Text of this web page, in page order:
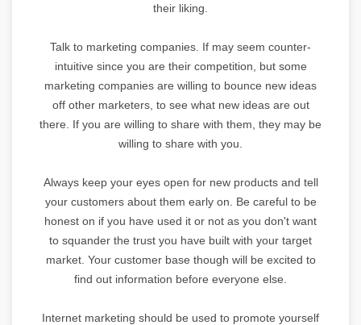
their liking.
Talk to marketing companies. If may seem counter-
intuitive since you are their competition, but some
marketing companies are willing to bounce new ideas
off other marketers, to see what new ideas are out
there. If you are willing to share with them, they may be
willing to share with you.
Always keep your eyes open for new products and tell
your customers about them early on. Be careful to be
honest on if you have used it or not as you don't want
to squander the trust you have built with your target
market. Your customer base though will be excited to
find out information before everyone else.
Internet marketing should be used to promote yourself